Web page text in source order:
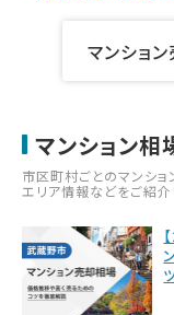
マンショ
マンション相
市区町村ごとのマンシ
エリア情報などをご紹介